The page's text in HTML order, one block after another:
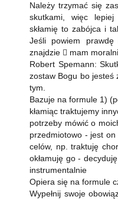
Należy trzymać się
skutkami, więc
skłamię to zabójca i
Jeśli powiem
znajdzie  mam
Robert Spemann:
zostaw Bogu bo jesteś
tym.
Bazuje na formule 1)
kłamiąc traktujemy
potrzeby mówić o
przedmiotowo - jest
celów, np. traktuję
okłamuję go -
instrumentalnie
Opiera się na formule
Wypełnij swoje